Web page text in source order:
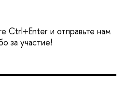
Ctrl+Enter и отправьте нам
за участие!